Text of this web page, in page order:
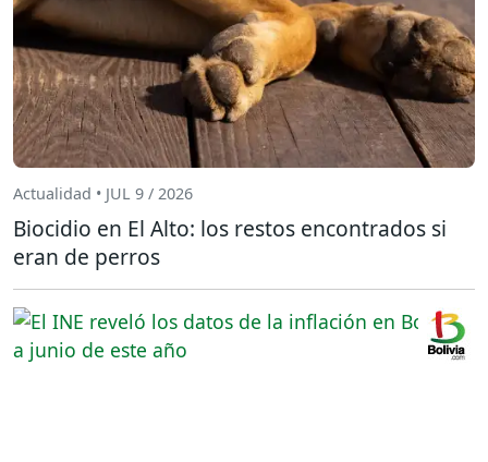
Actualidad • JUL 9 / 2026
Biocidio en El Alto: los restos encontrados si
eran de perros